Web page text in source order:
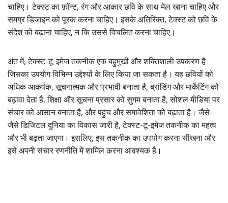
चाहिए। टेक्स्ट का फ़ॉन्ट, रंग और आकार छवि के साथ मेल खाना चाहिए और
समग्र डिजाइन को पूरक करना चाहिए। इसके अतिरिक्त, टेक्स्ट को छवि के
संदेश को बढ़ाना चाहिए, न कि उससे विचलित करना चाहिए।
अंत में, टेक्स्ट-टू-इमेज तकनीक एक बहुमुखी और शक्तिशाली उपकरण है
जिसका उपयोग विभिन्न उद्देश्यों के लिए किया जा सकता है। यह छवियों को
अधिक आकर्षक, सूचनात्मक और प्रभावी बनाता है, ब्रांडिंग और मार्केटिंग को
बढ़ावा देता है, शिक्षा और सूचना प्रसार को सुगम बनाता है, सोशल मीडिया पर
संचार को आसान बनाता है, और पहुंच और समावेशिता को बढ़ाता है। जैसे-
जैसे डिजिटल दुनिया का विकास जारी है, टेक्स्ट-टू-इमेज तकनीक का महत्व
और भी बढ़ता जाएगा। इसलिए, इस तकनीक का उपयोग करना सीखना और
इसे अपनी संचार रणनीति में शामिल करना आवश्यक है।